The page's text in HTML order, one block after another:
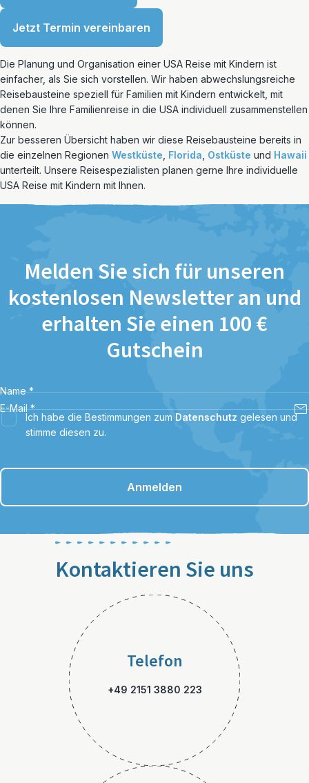
Jetzt Termin vereinbaren
Die Planung und Organisation einer USA Reise mit Kindern ist
einfacher, als Sie sich vorstellen. Wir haben abwechslungsreiche
Reisebausteine speziell für Familien mit Kindern entwickelt, mit
denen Sie Ihre Familienreise in die USA individuell zusammenstellen
können.
Zur besseren Übersicht haben wir diese Reisebausteine bereits in
die einzelnen Regionen Westküste Florida Ostküste und Hawaii
unterteilt. Unsere Reisespezialisten planen gerne Ihre individuelle
USA Reise mit Kindern mit Ihnen.
Melden Sie sich für unseren
kostenlosen Newsletter an und
erhalten Sie einen 100 €
Gutschein
Name *
E-Mail *
Ich habe die Bestimmungen zum Datenschutz gelesen und
stimme diesen zu.
Anmelden
Kontaktieren Sie uns
Telefon
+49 2151 3880 223